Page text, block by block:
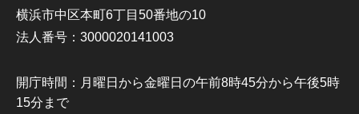
横浜市中区本町6丁目50番地の10
法人番号：3000020141003
開庁時間：月曜日から金曜日の午前8時45分から午後5時
15分まで